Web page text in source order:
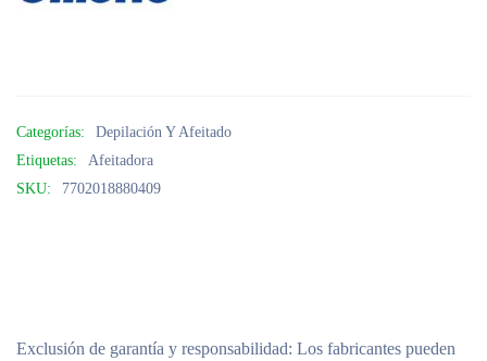
Categorías:
Depilación Y Afeitado
Etiquetas:
Afeitadora
SKU:
7702018880409
Exclusión de garantía y responsabilidad: Los fabricantes pueden